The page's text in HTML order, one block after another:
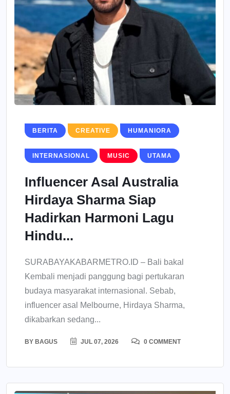
BERITA CREATIVE HUMANIORA
INTERNASIONAL MUSIC UTAMA
Influencer Asal Australia
Hirdaya Sharma Siap
Hadirkan Harmoni Lagu
Hindu...
SURABAYAKABARMETRO.ID – Bali bakal
Kembali menjadi panggung bagi pertukaran
budaya masyarakat internasional. Sebab,
influencer asal Melbourne, Hirdaya Sharma,
dikabarkan sedang...
BY BAGUS JUL 07, 2026 0 COMMENT